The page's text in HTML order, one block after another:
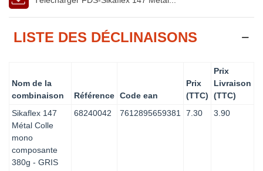
LISTE DES DÉCLINAISONS
Nom de la
combinaison
Référence Code ean
Prix
(TTC)
Prix
Livraison
(TTC)
Sikaflex 147
Métal Colle
mono
composante
380g - GRIS
68240042 7612895659381 7.30 3.90